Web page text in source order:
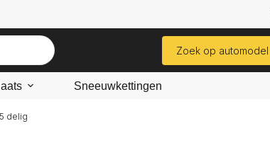
Zoek op automodel
Sneeuwkettingen
delig